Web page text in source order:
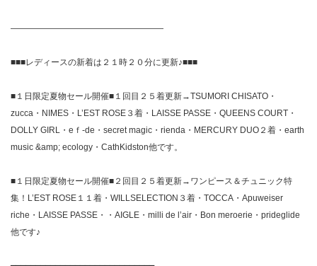
——————————————————
■■■レディースの新着は２１時２０分に更新♪■■■
■１日限定夏物セール開催■１回目２５着更新→TSUMORI CHISATO・
zucca・NIMES・L’EST ROSE３着・LAISSE PASSE・QUEENS COURT・
DOLLY GIRL・eｆ-de・secret magic・rienda・MERCURY DUO２着・earth
music &amp; ecology・CathKidston他です。
■１日限定夏物セール開催■２回目２５着更新→ワンピース＆チュニック特
集！L’EST ROSE１１着・WILLSELECTION３着・TOCCA・Apuweiser
riche・LAISSE PASSE・・AIGLE・milli de l’air・Bon meroerie・prideglide
他です♪